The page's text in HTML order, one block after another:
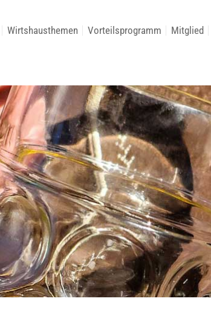
Wirtshausthemen Vorteilsprogramm Mitglied